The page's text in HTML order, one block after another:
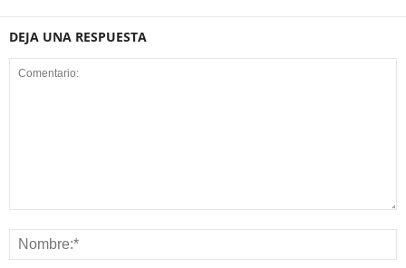
DEJA UNA RESPUESTA